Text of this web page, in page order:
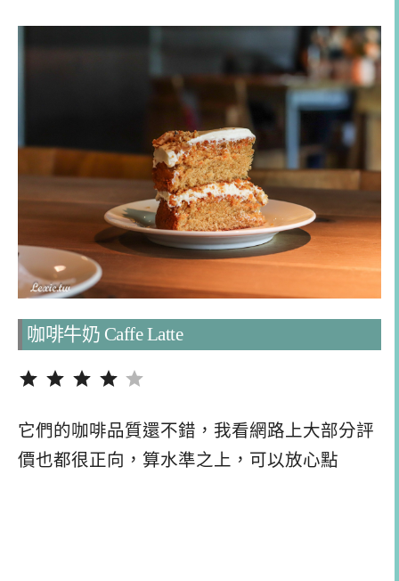
咖啡牛奶 Caffe Latte
它們的咖啡品質還不錯，我看網路上大部分評
價也都很正向，算水準之上，可以放心點